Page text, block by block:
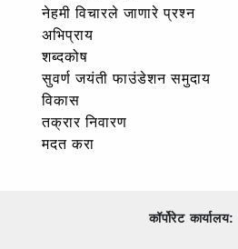
नेहमी विचारले जाणारे प्रश्न
अभिप्राय
शब्दकोष
सुवर्ण जयंती फाउंडेशन समुदाय
विकास
तक्रार निवारण
मदत करा
कॉर्पोरेट कार्यालय: